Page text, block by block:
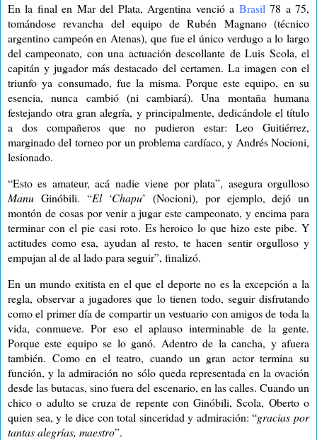
En la final en Mar del Plata, Argentina venció a Brasil 78 a 75,
tomándose revancha del equipo de Rubén Magnano (técnico
argentino campeón en Atenas), que fue el único verdugo a lo largo
del campeonato, con una actuación descollante de Luis Scola, el
capitán y jugador más destacado del certamen. La imagen con el
triunfo ya consumado, fue la misma. Porque este equipo, en su
esencia, nunca cambió (ni cambiará). Una montaña humana
festejando otra gran alegría, y principalmente, dedicándole el título
a dos compañeros que no pudieron estar: Leo Guitiérrez,
marginado del torneo por un problema cardíaco, y Andrés Nocioni,
lesionado.
“Esto es amateur, acá nadie viene por plata”, asegura orgulloso
Manu Ginóbili. “El ‘Chapu’ (Nocioni), por ejemplo, dejó un
montón de cosas por venir a jugar este campeonato, y encima para
terminar con el pie casi roto. Es heroico lo que hizo este pibe. Y
actitudes como esa, ayudan al resto, te hacen sentir orgulloso y
empujan al de al lado para seguir”, finalizó.
En un mundo exitista en el que el deporte no es la excepción a la
regla, observar a jugadores que lo tienen todo, seguir disfrutando
como el primer día de compartir un vestuario con amigos de toda la
vida, conmueve. Por eso el aplauso interminable de la gente.
Porque este equipo se lo ganó. Adentro de la cancha, y afuera
también. Como en el teatro, cuando un gran actor termina su
función, y la admiración no sólo queda representada en la ovación
desde las butacas, sino fuera del escenario, en las calles. Cuando un
chico o adulto se cruza de repente con Ginóbili, Scola, Oberto o
quien sea, y le dice con total sinceridad y admiración: “gracias por
tantas alegrías, maestro”.